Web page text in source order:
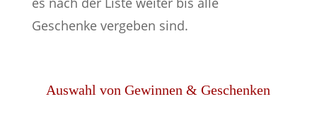
Geschenke vergeben sind.
Auswahl von Gewinnen & Geschenken